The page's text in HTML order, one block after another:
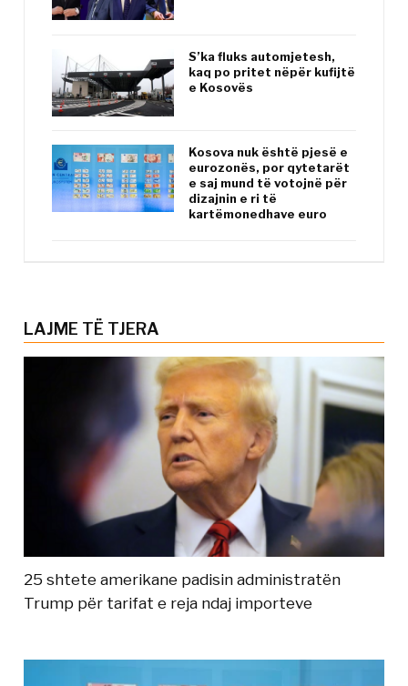
S’ka fluks automjetesh,
kaq po pritet nëpër kufijtë
e Kosovës
Kosova nuk është pjesë e
eurozonës, por qytetarët
e saj mund të votojnë për
dizajnin e ri të
kartëmonedhave euro
LAJME TË TJERA
25 shtete amerikane padisin administratën
Trump për tarifat e reja ndaj importeve